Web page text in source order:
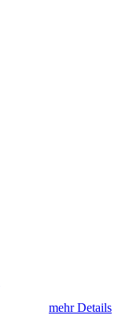
mehr Details